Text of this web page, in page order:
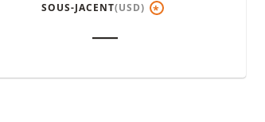
SOUS-JACENT(USD) *
―